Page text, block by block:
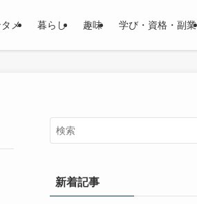
メ 暮らし 趣味 学び・資格・副業
新着記事